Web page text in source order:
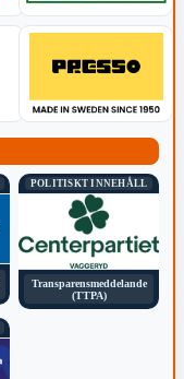
POLITISKT INNEHÅLL
Transparensmeddelande
(TTPA)